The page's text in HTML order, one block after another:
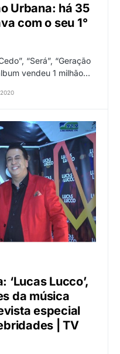
Urbana: há 35
com o seu 1°
“Será”, “Geração
vendeu 1 milhão…
Lucco’,
da música
especial
| TV